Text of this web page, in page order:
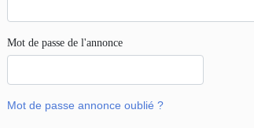
Mot de passe de l'annonce
Mot de passe annonce oublié ?